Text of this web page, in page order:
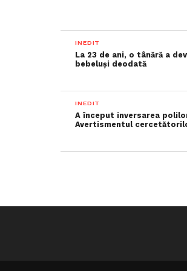
INEDIT
La 23 de ani, o tânără a
bebeluși deodată
INEDIT
A început inversarea
Avertismentul